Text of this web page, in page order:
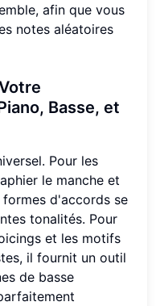
afin que vous
notes aléatoires
Basse, et
Pour les
le manche et
d'accords se
tonalités. Pour
et les motifs
il fournit un outil
de basse